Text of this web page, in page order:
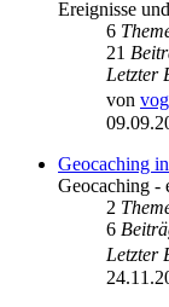
Ereignisse
6
21
Letzter
von
Geocaching
Geocaching -
2
6
Letzter